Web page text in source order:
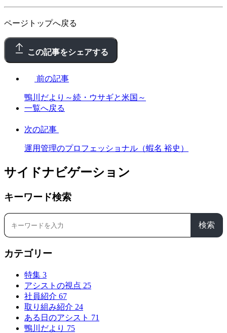
ページトップへ戻る
この記事をシェアする
前の記事
鴨川だより～続・ウサギと米国～
一覧へ戻る
次の記事
運用管理のプロフェッショナル（蝦名 裕史）
サイドナビゲーション
キーワード検索
検索
カテゴリー
特集 3
アシストの視点 25
社員紹介 67
取り組み紹介 24
ある日のアシスト 71
鴨川だより 75